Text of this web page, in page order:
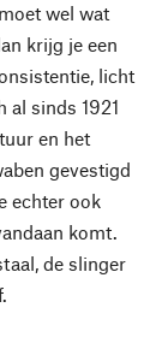
wel wat
krijg je een
licht
al sinds 1921
en het
gevestigd
echter ook
komt.
de slinger